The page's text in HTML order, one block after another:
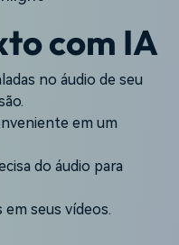
Tendências de Vídeo
Descubra as 10 principais
em 2025de clientes
com IA
no áudio de seu
em um
do áudio para
seus vídeos.